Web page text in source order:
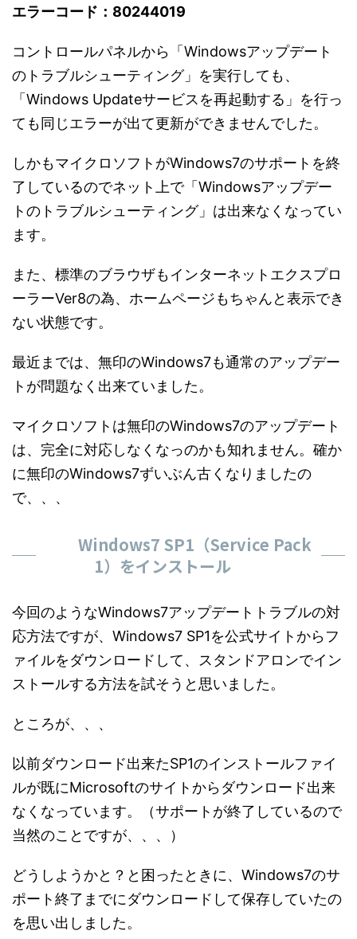
エラーコード：80244019
コントロールパネルから「Windowsアップデート
のトラブルシューティング」を実行しても、
「Windows Updateサービスを再起動する」を行っ
ても同じエラーが出て更新ができませんでした。
しかもマイクロソフトがWindows7のサポートを終
了しているのでネット上で「Windowsアップデー
トのトラブルシューティング」は出来なくなってい
ます。
また、標準のブラウザもインターネットエクスプロ
ーラーVer8の為、ホームページもちゃんと表示でき
ない状態です。
最近までは、無印のWindows7も通常のアップデー
トが問題なく出来ていました。
マイクロソフトは無印のWindows7のアップデート
は、完全に対応しなくなっのかも知れません。確か
に無印のWindows7ずいぶん古くなりましたの
で、、、
Windows7 SP1（Service Pack
1）をインストール
今回のようなWindows7アップデートトラブルの対
応方法ですが、Windows7 SP1を公式サイトからフ
ァイルをダウンロードして、スタンドアロンでイン
ストールする方法を試そうと思いました。
ところが、、、
以前ダウンロード出来たSP1のインストールファイ
ルが既にMicrosoftのサイトからダウンロード出来
なくなっています。（サポートが終了しているので
当然のことですが、、、）
どうしようかと？と困ったときに、Windows7のサ
ポート終了までにダウンロードして保存していたの
を思い出しました。